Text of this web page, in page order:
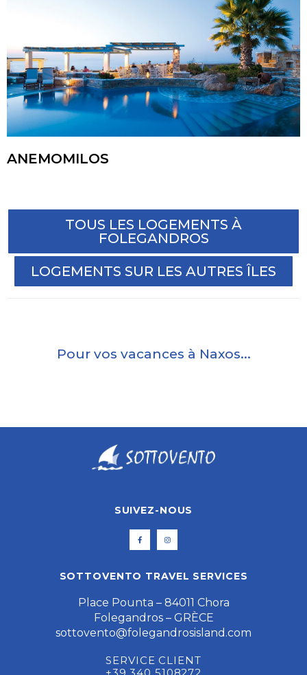
ANEMOMILOS
TOUS LES LOGEMENTS À
FOLEGANDROS
LOGEMENTS SUR LES AUTRES ÎLES
Pour vos vacances à Naxos...
SUIVEZ-NOUS
SOTTOVENTO TRAVEL SERVICES
Place Pounta – 84011 Chora
Folegandros – GRÈCE
sottovento@folegandrosisland.com
SERVICE CLIENT